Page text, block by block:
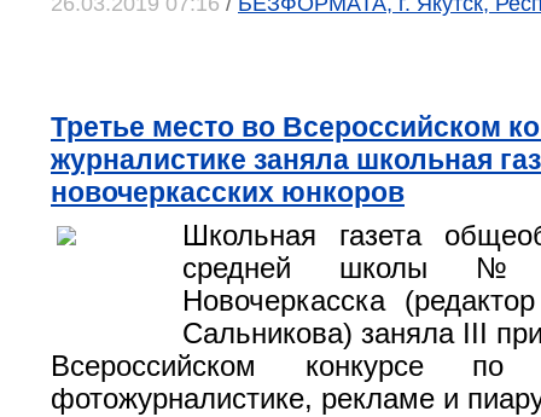
Третье место во Всероссийском
журналистике заняла школьная
новочеркасских юнкоров
Школьная газета
средней школы
Новочеркасска
Сальникова) заняла III
Всероссийском конкурсе по
фотожурналистике, рекламе и